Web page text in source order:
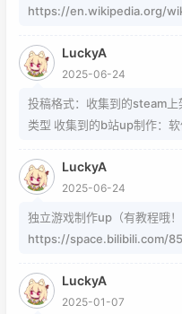
https://en.wikipedia.org/
https://www.jiuwa.net/xzm/
https://www.zhihu.com/
89 https://www.zhihu.com/
word中的Cambria Math和
的就不需要我教了 上标:sup
当然网页中就需要代码了
LuckyA
2025-06-24
投稿格式：收集到的steam
类型 收集到的b站up制作：
LuckyA
2025-06-24
独立游戏制作up（有教程哦！
https://space.bilibili.com/
LuckyA
2025-01-07